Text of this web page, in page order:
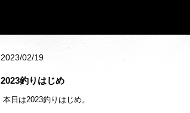
2023/02/19
2023釣りはじめ
本日は2023釣りはじめ。